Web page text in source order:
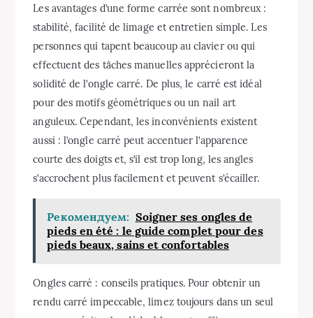
Les avantages d’une forme carrée sont nombreux :
stabilité, facilité de limage et entretien simple. Les
personnes qui tapent beaucoup au clavier ou qui
effectuent des tâches manuelles apprécieront la
solidité de l’ongle carré. De plus, le carré est idéal
pour des motifs géométriques ou un nail art
anguleux. Cependant, les inconvénients existent
aussi : l’ongle carré peut accentuer l’apparence
courte des doigts et, s’il est trop long, les angles
s’accrochent plus facilement et peuvent s’écailler.
Рекомендуем: Soigner ses ongles de
pieds en été : le guide complet pour des
pieds beaux, sains et confortables
Ongles carré : conseils pratiques. Pour obtenir un
rendu carré impeccable, limez toujours dans un seul